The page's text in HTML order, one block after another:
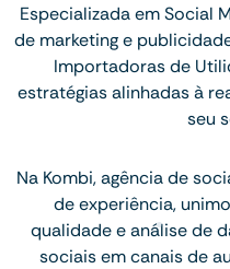
Especializada em Social
de marketing e
Importadoras de
estratégias alinhadas à
seu
Na Kombi, agência de
de experiência,
qualidade e análise de
sociais em canais de